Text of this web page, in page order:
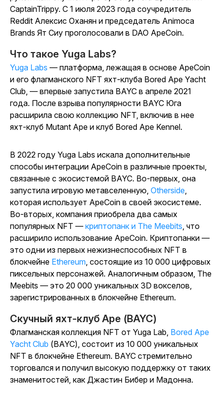
CaptainTrippy. С 1 июля 2023 года соучредитель
Reddit Алексис Оханян и председатель Animoca
Brands Ят Сиу проголосовали в DAO ApeCoin.
Что такое Yuga Labs?
Yuga Labs — платформа, лежащая в основе ApeCoin
и его флагманского NFT яхт-клуба Bored Ape Yacht
Club, — впервые запустила BAYC в апреле 2021
года. После взрыва популярности BAYC Юга
расширила свою коллекцию NFT, включив в нее
яхт-клуб Mutant Ape и клуб Bored Ape Kennel.
В 2022 году Yuga Labs искала дополнительные
способы интеграции ApeCoin в различные проекты,
связанные с экосистемой BAYC. Во-первых, она
запустила игровую метавселенную, Otherside,
которая использует ApeCoin в своей экосистеме.
Во-вторых, компания приобрела два самых
популярных NFT — криптопанк и The Meebits, что
расширило использование ApeCoin. Криптопанки —
это одни из первых нежизнеспособных NFT в
блокчейне Ethereum, состоящие из 10 000 цифровых
пиксельных персонажей. Аналогичным образом, The
Meebits — это 20 000 уникальных 3D вокселов,
зарегистрированных в блокчейне Ethereum.
Скучный яхт-клуб Ape (BAYC)
Флагманская коллекция NFT от Yuga Lab, Bored Ape
Yacht Club (BAYC), состоит из 10 000 уникальных
NFT в блокчейне Ethereum. BAYC стремительно
торговался и получил высокую поддержку от таких
знаменитостей, как Джастин Бибер и Мадонна.